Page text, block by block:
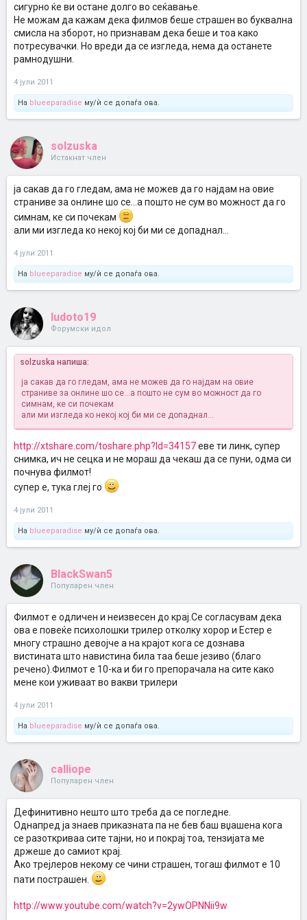
сигурно ќе ви остане долго во сеќавање.
Не можам да кажам дека филмов беше страшен во буквална
смисла на зборот, но признавам дека беше и тоа како
потресувачки. Но вреди да се изгледа, нема да останете
рамнодушни.
4 јули 2011
На blueeparadise му/ѝ се допаѓа ова.
solzuska
Истакнат член
ја сакав да го гледам, ама не можев да го најдам на овие
страниве за онлине шо се...а пошто не сум во можност да го
симнам, ке си почекам
али ми изгледа ко некој кој би ми се допаднал...
4 јули 2011
На blueeparadise му/ѝ се допаѓа ова.
ludoto19
Форумски идол
solzuska напиша:
ја сакав да го гледам, ама не можев да го најдам на овие
страниве за онлине шо се...а пошто не сум во можност да го
симнам, ке си почекам
али ми изгледа ко некој кој би ми се допаднал...
http://xtshare.com/toshare.php?Id=34157еве ти линк, супер
снимка, ич не сецка и не мораш да чекаш да се пуни, одма си
почнува филмот!
супер е, тука глеј го
4 јули 2011
На blueeparadise му/ѝ се допаѓа ова.
BlackSwan5
Популарен член
Филмот е одличен и неизвесен до крај.Се согласувам дека
ова е повеќе психолошки трилер отколку хорор и Естер е
многу страшно девојче а на крајот кога се дознава
вистината што навистина била таа беше језиво (благо
речено).Филмот е 10-ка и би го препорачала на сите како
мене кои уживаат во вакви трилери
4 јули 2011
На blueeparadise му/ѝ се допаѓа ова.
calliope
Популарен член
Дефинитивно нешто што треба да се погледне.
Однапред ја знаев приказната па не бев баш вџашена кога
се разоткриваа сите тајни, но и покрај тоа, тензијата ме
држеше до самиот крај.
Ако трејлеров некому се чини страшен, тогаш филмот е 10
пати пострашен.
http://www.youtube.com/watch?v=2ywOPNNii9w